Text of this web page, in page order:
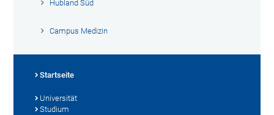
Hubland Süd
Campus Medizin
Startseite
Universität
Studium